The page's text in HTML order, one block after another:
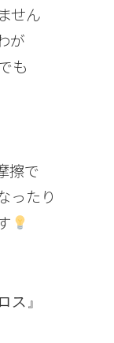
せん
が
も
擦で
ったり
ス』